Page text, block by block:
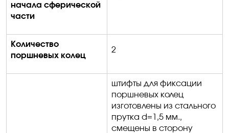
начала сферической
части
Количество
поршневых колец
2
штифты для фиксации
поршневых колец
изготовлены из стального
прутка d=1,5 мм.,
смещены в сторону